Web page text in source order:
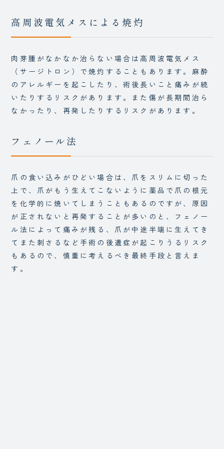
高周波電気メスによる焼灼
肉芽腫がなかなか治らない場合は高周波電気メス
（サージトロン）で焼灼することもあります。麻酔
のアレルギーを起こしたり、術後長いこと痛みが続
いたりするリスクがあります。また傷が長期間治ら
なかったり、再発したりするリスクがあります。
フェノール法
爪の食い込みがひどい場合は、爪をスリムに切った
上で、爪がもう生えてこないように薬品で爪の根元
を化学的に焼いてしまうこともあるのですが、原因
が正されないと再発することが多いのと、フェノー
ル法によって痛みが残る、爪が中途半端に生えてき
てまた刺さるなど手術の後遺症が起こりうるリスク
もあるので、慎重に考えるべき最終手段と言えま
す。